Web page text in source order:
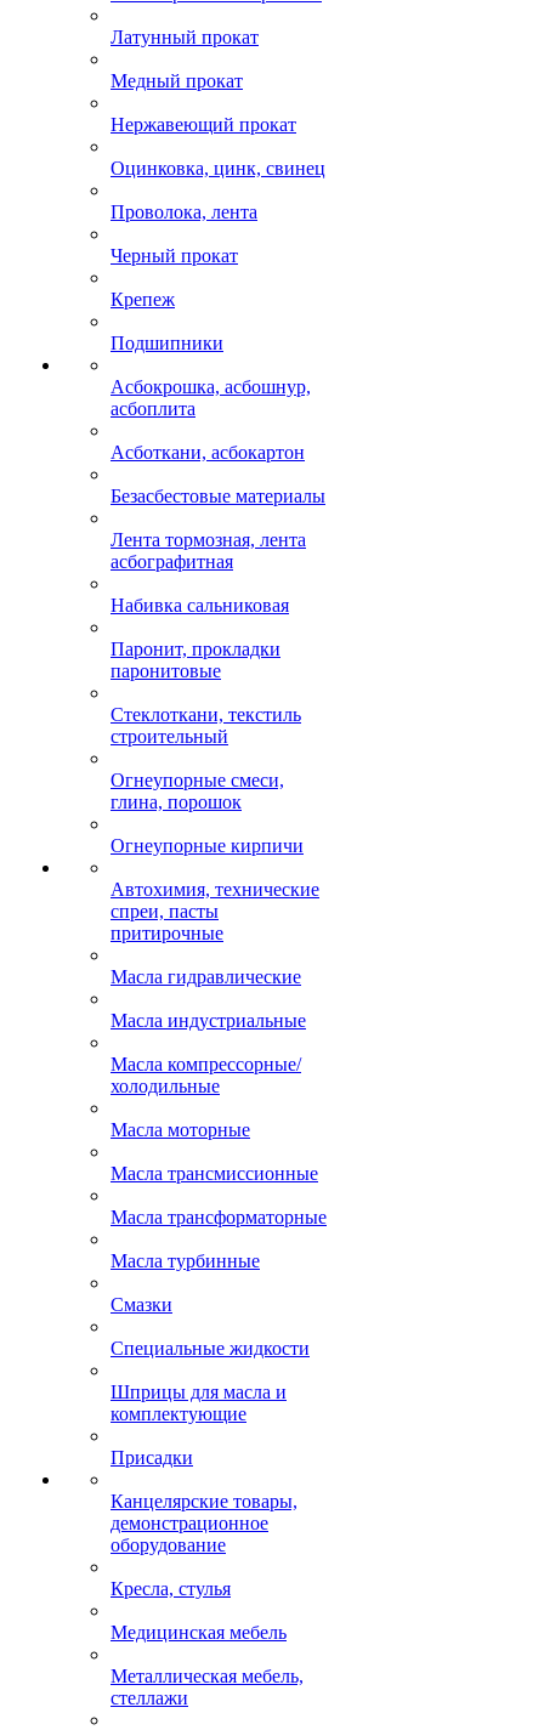
Латунный прокат
Медный прокат
Нержавеющий прокат
Оцинковка, цинк, свинец
Проволока, лента
Черный прокат
Крепеж
Подшипники
Асбокрошка, асбошнур,
асбоплита
Асботкани, асбокартон
Безасбестовые материалы
Лента тормозная, лента
асбографитная
Набивка сальниковая
Паронит, прокладки
паронитовые
Стеклоткани, текстиль
строительный
Огнеупорные смеси,
глина, порошок
Огнеупорные кирпичи
Автохимия, технические
спреи, пасты
притирочные
Масла гидравлические
Масла индустриальные
Масла компрессорные/
холодильные
Масла моторные
Масла трансмиссионные
Масла трансформаторные
Масла турбинные
Смазки
Специальные жидкости
Шприцы для масла и
комплектующие
Присадки
Канцелярские товары,
демонстрационное
оборудование
Кресла, стулья
Медицинская мебель
Металлическая мебель,
стеллажи